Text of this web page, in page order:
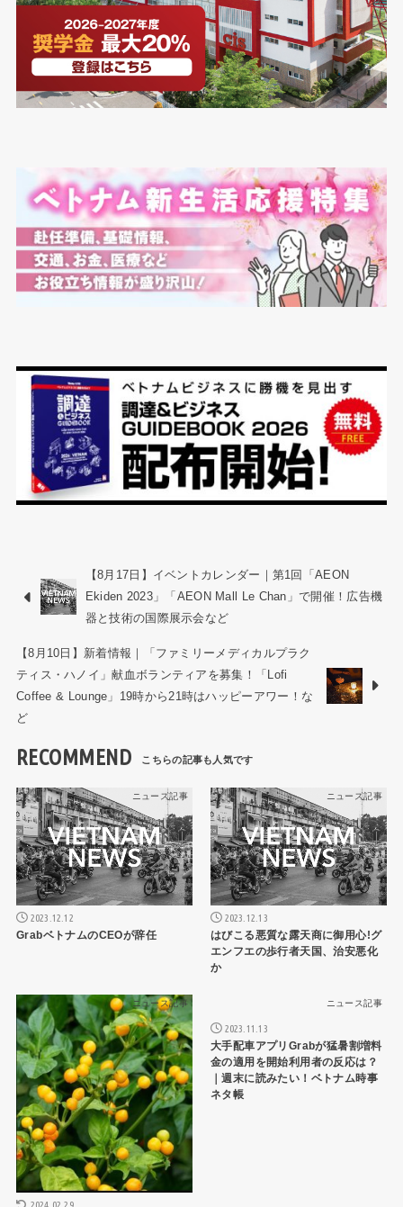
【8月17日】イベントカレンダー｜第1回「AEON
Ekiden 2023」「AEON Mall Le Chan」で開催！広告機
器と技術の国際展示会など
【8月10日】新着情報｜「ファミリーメディカルプラク
ティス・ハノイ」献血ボランティアを募集！「Lofi
Coffee & Lounge」19時から21時はハッピーアワー！な
ど
RECOMMEND
ニュース記事
2023.12.12
GrabベトナムのCEOが辞任
ニュース記事
2023.12.13
はびこる悪質な露天商に御用心!グ
エンフエの歩行者天国、治安悪化
か
ニュース記事 ニュース記事
2023.11.13
大手配車アプリGrabが猛暑割増料
金の適用を開始利用者の反応は？
｜週末に読みたい！ベトナム時事
ネタ帳